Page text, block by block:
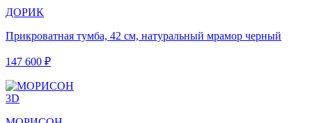
ДОРИК
Прикроватная тумба, 42 см, натуральный мрамор черный
147 600 ₽
3D